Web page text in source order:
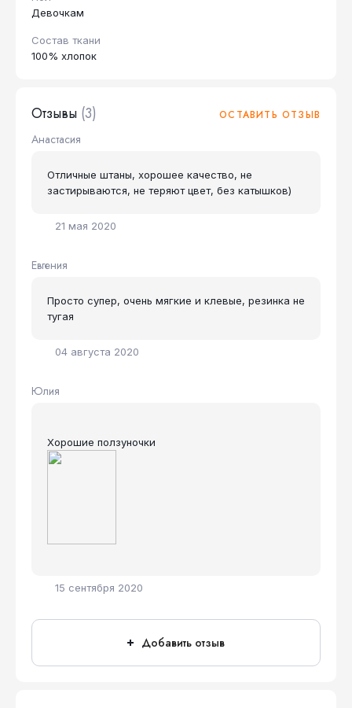
Девочкам
Состав ткани
100% хлопок
Отзывы (3) ОСТАВИТЬ ОТЗЫВ
Анастасия
21 мая 2020
Отличные штаны, хорошее качество, не
застирываются, не теряют цвет, без катышков)
Евгения
04 августа 2020
Просто супер, очень мягкие и клевые, резинка не
тугая
Юлия
15 сентября 2020
Хорошие ползуночки
Добавить отзыв